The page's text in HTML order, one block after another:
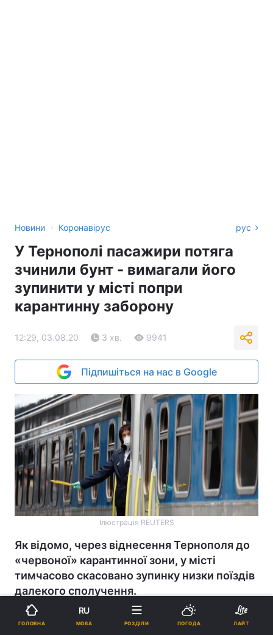
Новини › Коронавірус рус
У Тернополі пасажири потяга
зчинили бунт - вимагали його
зупинити у місті попри
карантинну заборону
12:29, 03.08.20 3 хв. 9941
Підпишіться на нас в Google
Ілюстрація REUTERS
Як відомо, через віднесення Тернополя до
«червоної» карантинної зони, у місті
тимчасово скасовано зупинку низки поїздів
далекого сполучення.
Реклама
ГОЛОВНА
RU
МОВА РОЗДІЛИ ПОГОДА ЛАЙТ